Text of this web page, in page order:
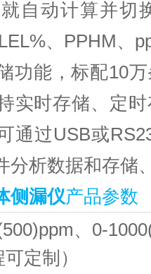
自动计算并切
、PPHM、
功能，标配10
实时存储、定
通过USB或
分析数据和存储
侧漏仪产品参数
、0-
定制）